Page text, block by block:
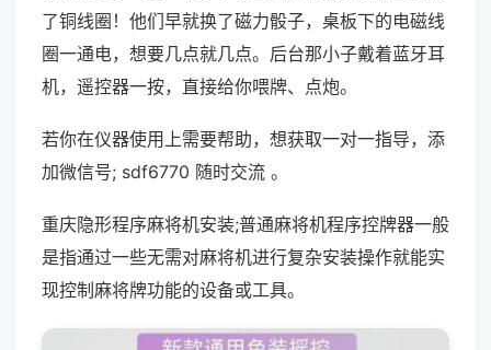
了铜线圈！他们早就换了磁力骰子，桌板下的电磁线
圈一通电，想要几点就几点。后台那小子戴着蓝牙耳
机，遥控器一按，直接给你喂牌、点炮。
若你在仪器使用上需要帮助，想获取一对一指导，添
加微信号; sdf6770 随时交流 。
重庆隐形程序麻将机安装;普通麻将机程序控牌器一般
是指通过一些无需对麻将机进行复杂安装操作就能实
现控制麻将牌功能的设备或工具。